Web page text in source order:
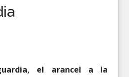
el arancel a la